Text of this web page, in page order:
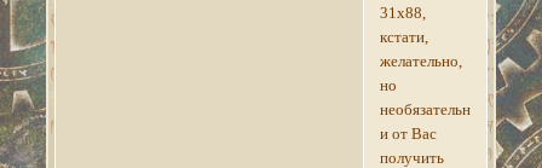
31х88,
кстати,
желательно,
но
необязательно,
и от Вас
получить